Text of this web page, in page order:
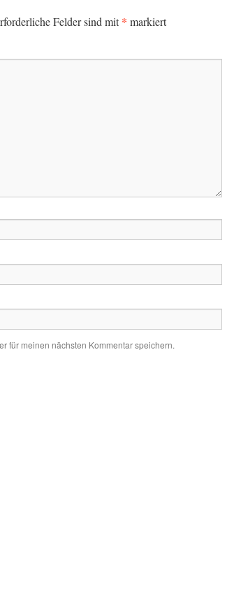
Felder sind mit* markiert
für meinen nächsten Kommentar speichern.